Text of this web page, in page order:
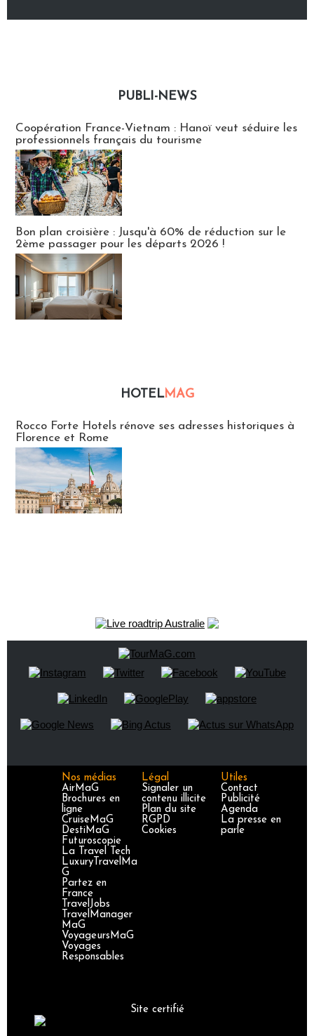
PUBLI-NEWS
Coopération France-Vietnam : Hanoï veut séduire les
professionnels français du tourisme
Bon plan croisière : Jusqu'à 60% de réduction sur le
2ème passager pour les départs 2026 !
HOTELMAG
Rocco Forte Hotels rénove ses adresses historiques à
Florence et Rome
Nos médias
AirMaG
Brochures en
ligne
CruiseMaG
DestiMaG
Futuroscopie
La Travel Tech
LuxuryTravelMa
G
Partez en
France
TravelJobs
TravelManager
MaG
VoyageursMaG
Voyages
Responsables
Légal
Signaler un
contenu illicite
Plan du site
RGPD
Cookies
Utiles
Contact
Publicité
Agenda
La presse en
parle
Site certifié